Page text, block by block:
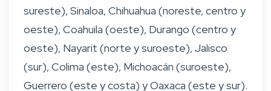
sureste), Sinaloa, Chihuahua (noreste, centro y
oeste), Coahuila (oeste), Durango (centro y
oeste), Nayarit (norte y suroeste), Jalisco
(sur), Colima (este), Michoacán (suroeste),
Guerrero (este y costa) y Oaxaca (este y sur).